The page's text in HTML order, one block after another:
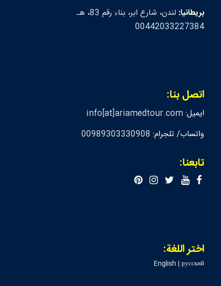
بريطانيا:
لندن، شارع ابر، بناء رقم 83، هـ
00442033227384
اتصل بنا:
ايميل:info[at]ariamedtour.com
واتساب/ تلجرام: 00989303330908
تابعنا:
اختر اللغة:
English |русский